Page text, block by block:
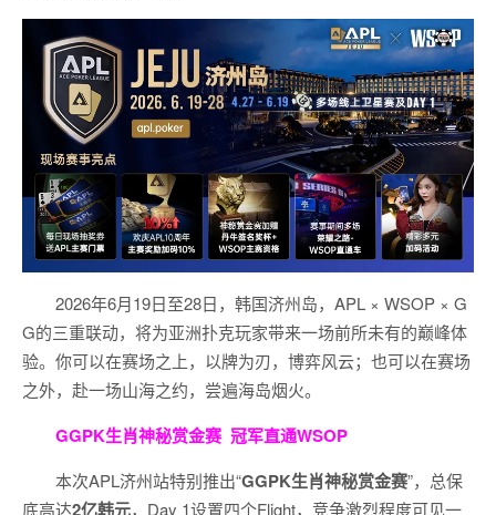
2026年6月19日至28日，韩国济州岛，APL × WSOP × G
G的三重联动，将为亚洲扑克玩家带来一场前所未有的巅峰体
验。 你可以在赛场之上，以牌为刃，博弈风云；也可以在赛场
之外，赴一场山海之约，尝遍海岛烟火。
GGPK生肖神秘赏金赛 冠军直通WSOP
本次APL济州站特别推出“GGPK生肖神秘赏金赛”，总保
底高达2亿韩元，Day 1设置四个Flight，竞争激烈程度可见一